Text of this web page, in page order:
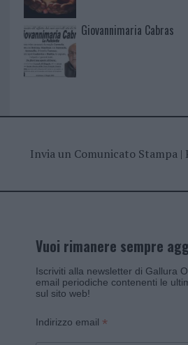
Giovannimaria Cabras
Invia un Comunicato Stampa|
Vuoi rimanere sempre
Iscriviti alla newsletter di Gallura
email periodiche contenenti le
sul sito web!
Indirizzo email *